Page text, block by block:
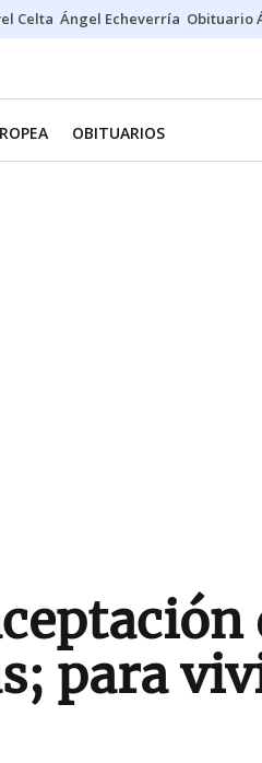
Celta Ángel Echeverría Obituario
OBITUARIOS
para